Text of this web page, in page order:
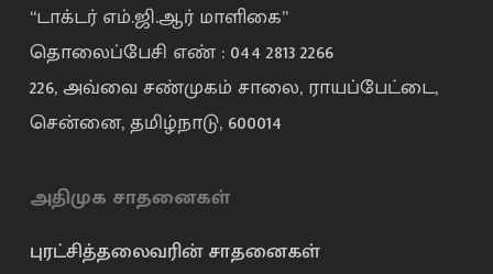
“டாக்டர் எம்.ஜி.ஆர் மாளிகை”
தொலைப்பேசி எண் : 044 2813 2266
226, அவ்வை சண்முகம் சாலை, ராயப்பேட்டை,
சென்னை, தமிழ்நாடு, 600014
அதிமுக சாதனைகள்
புரட்சித்தலைவரின் சாதனைகள்